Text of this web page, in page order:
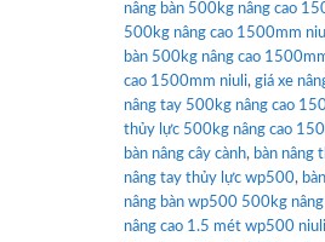
nâng bàn 500kg nâng cao
500kg nâng cao 1500mm
bàn 500kg nâng cao
cao 1500mm niuli, giá xe
nâng tay 500kg nâng cao
thủy lực 500kg nâng cao
bàn nâng cây cành, bàn nâng
nâng tay thủy lực wp500,
nâng bàn wp500 500kg
nâng cao 1.5 mét wp500 niuli